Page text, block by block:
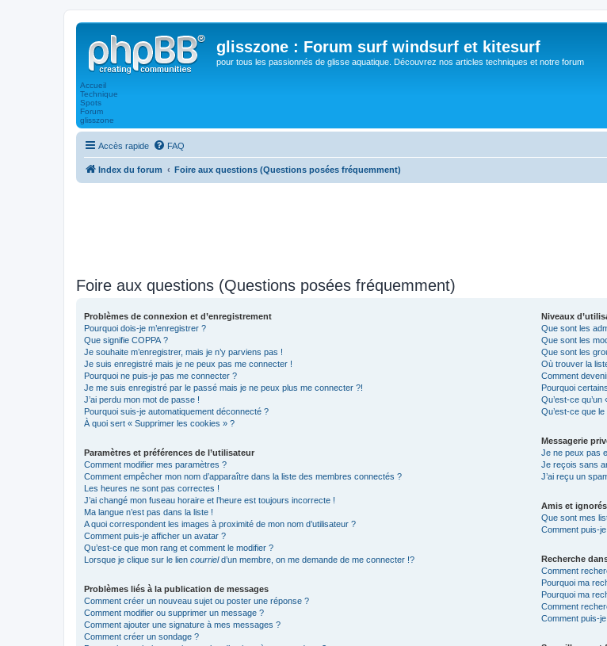
glisszone : Forum surf windsurf et kitesurf
pour tous les passionnés de glisse aquatique. Découvrez nos articles techniques et notre forum
Accueil
Technique
Spots
Forum
glisszone
Accès rapide FAQ
Index du forum Foire aux questions (Questions posées fréquemment)
Foire aux questions (Questions posées fréquemment)
Problèmes de connexion et d’enregistrement
Pourquoi dois-je m’enregistrer ?
Que signifie COPPA ?
Je souhaite m’enregistrer, mais je n’y parviens pas !
Je suis enregistré mais je ne peux pas me connecter !
Pourquoi ne puis-je pas me connecter ?
Je me suis enregistré par le passé mais je ne peux plus me connecter ?!
J’ai perdu mon mot de passe !
Pourquoi suis-je automatiquement déconnecté ?
À quoi sert « Supprimer les cookies » ?
Paramètres et préférences de l’utilisateur
Comment modifier mes paramètres ?
Comment empêcher mon nom d’apparaître dans la liste des membres connectés ?
Les heures ne sont pas correctes !
J’ai changé mon fuseau horaire et l’heure est toujours incorrecte !
Ma langue n’est pas dans la liste !
A quoi correspondent les images à proximité de mon nom d’utilisateur ?
Comment puis-je afficher un avatar ?
Qu’est-ce que mon rang et comment le modifier ?
Lorsque je clique sur le lien courrield’un membre, on me demande de me connecter !?
Problèmes liés à la publication de messages
Comment créer un nouveau sujet ou poster une réponse ?
Comment modifier ou supprimer un message ?
Comment ajouter une signature à mes messages ?
Comment créer un sondage ?
Niveaux
Que sont les
Que sont les
Que sont les
Où trouver la
Comment
Pourquoi
Qu’est-ce
Qu’est-ce que le
Messagerie
Je ne peux pas
Je reçois sans
J’ai reçu un
Amis et ignorés
Que sont mes
Comment puis-
Recherche
Comment
Pourquoi ma
Pourquoi ma
Comment
Comment puis-